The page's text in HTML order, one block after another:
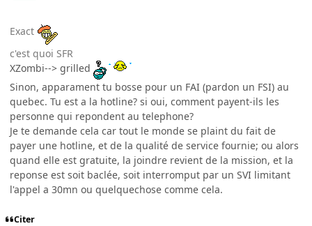
Exact
c'est quoi SFR
XZombi--> grilled
Sinon, apparament tu bosse pour un FAI (pardon un FSI) au
quebec. Tu est a la hotline? si oui, comment payent-ils les
personne qui repondent au telephone?
Je te demande cela car tout le monde se plaint du fait de
payer une hotline, et de la qualité de service fournie; ou alors
quand elle est gratuite, la joindre revient de la mission, et la
reponse est soit baclée, soit interromput par un SVI limitant
l'appel a 30mn ou quelquechose comme cela.
Citer